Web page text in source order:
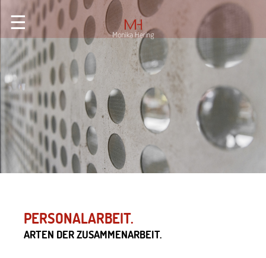
☰
PERSONALARBEIT.
ARTEN DER ZUSAMMENARBEIT.